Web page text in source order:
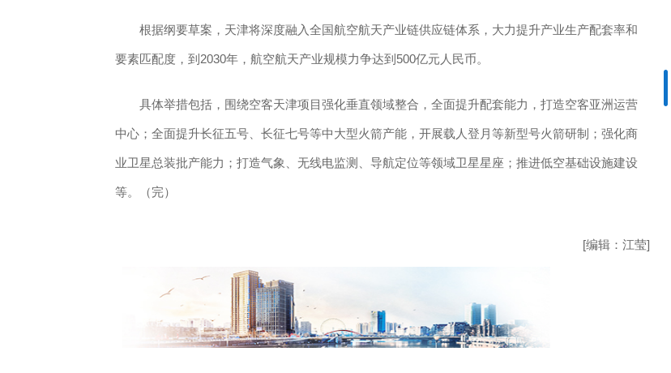
根据纲要草案，天津将深度融入全国航空航天产业链供应链体系，大力提升产业生产配套率和
要素匹配度，到2030年，航空航天产业规模力争达到500亿元人民币。
具体举措包括，围绕空客天津项目强化垂直领域整合，全面提升配套能力，打造空客亚洲运营
中心；全面提升长征五号、长征七号等中大型火箭产能，开展载人登月等新型号火箭研制；强化商
业卫星总装批产能力；打造气象、无线电监测、导航定位等领域卫星星座；推进低空基础设施建设
等。（完）
[编辑：江莹]